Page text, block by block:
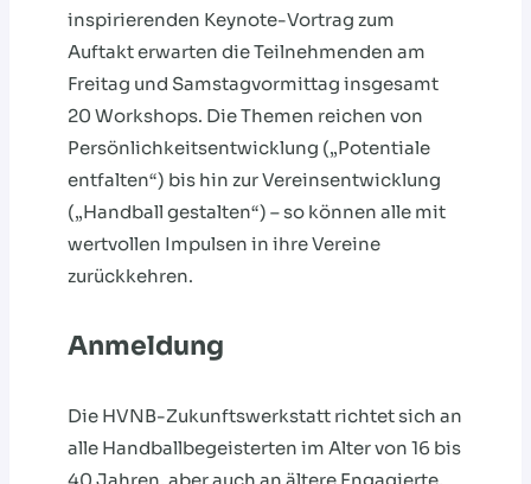
inspirierenden Keynote-Vortrag zum
Auftakt erwarten die Teilnehmenden am
Freitag und Samstagvormittag insgesamt
20 Workshops. Die Themen reichen von
Persönlichkeitsentwicklung („Potentiale
entfalten“) bis hin zur Vereinsentwicklung
(„Handball gestalten“) – so können alle mit
wertvollen Impulsen in ihre Vereine
zurückkehren.
Anmeldung
Die HVNB-Zukunftswerkstatt richtet sich an
alle Handballbegeisterten im Alter von 16 bis